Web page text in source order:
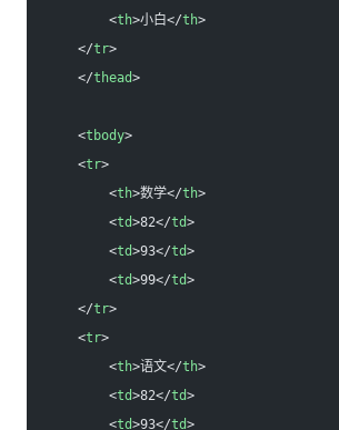
        <
th>小白</th>
    </
tr>
    </
thead>
    <
tbody>
    <
tr>
        <
th>数学</th>
        <
td>82</td>
        <
td>93</td>
        <
td>99</td>
    </
tr>
    <
tr>
        <
th>语文</th>
        <
td>82</td>
        <
td>93</td>